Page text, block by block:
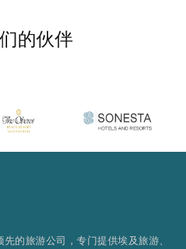
的伙伴
的旅游公司，专门提供埃及旅游、